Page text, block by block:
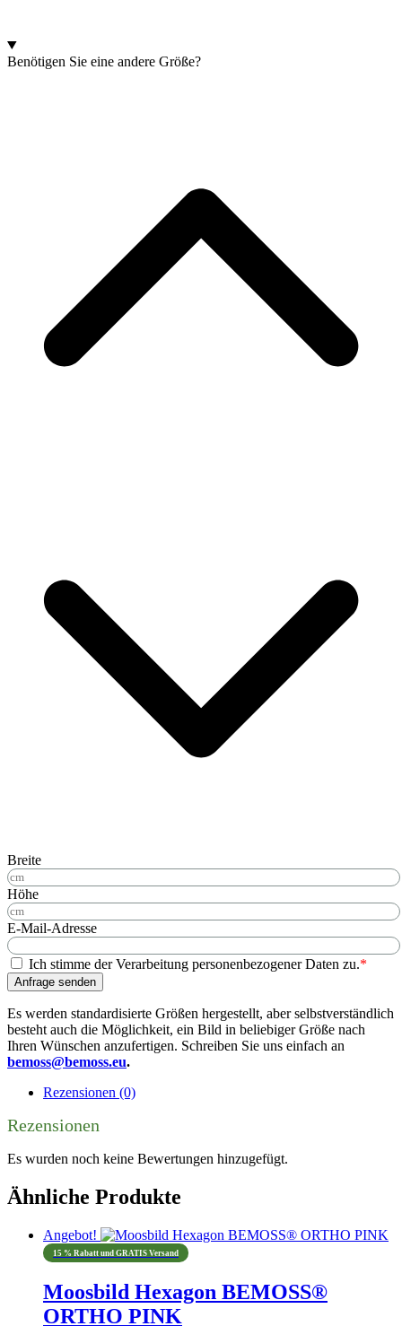
Benötigen Sie eine andere Größe?
Breite
Höhe
E-Mail-Adresse
Ich stimme der Verarbeitung personenbezogener Daten zu.*
Anfrage senden
Es werden standardisierte Größen hergestellt, aber selbstverständlich
besteht auch die Möglichkeit, ein Bild in beliebiger Größe nach
Ihren Wünschen anzufertigen. Schreiben Sie uns einfach an
bemoss@bemoss.eu.
Rezensionen (0)
Rezensionen
Es wurden noch keine Bewertungen hinzugefügt.
Ähnliche Produkte
Angebot!
15 % Rabatt und GRATIS Versand
Moosbild Hexagon BEMOSS®
ORTHO PINK